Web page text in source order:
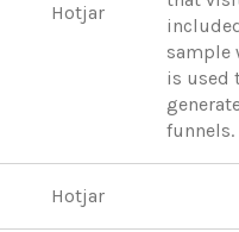
Hotjar
sample
is used
funnels.
Hotjar